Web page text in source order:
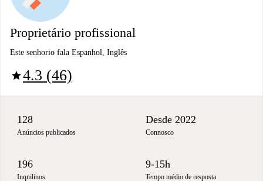
Proprietário profissional
Este senhorio fala Espanhol, Inglês
star4.3 (46)
128
Anúncios publicados
Desde 2022
Connosco
196
Inquilinos
9-15h
Tempo médio de resposta